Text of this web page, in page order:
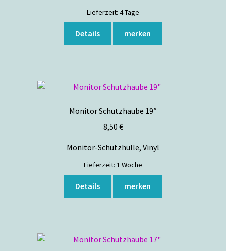
Lieferzeit: 4 Tage
Details
auf.
Optionen
können
der
Produktseite
werden
merken
Monitor Schutzhaube 19″
8,50 €
Monitor-Schutzhülle, Vinyl
Lieferzeit: 1 Woche
Details merken